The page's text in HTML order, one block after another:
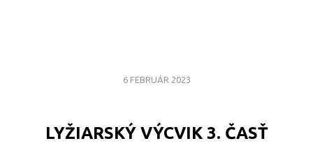
6 FEBRUÁR 2023
LYŽIARSKÝ VÝCVIK 3. ČASŤ